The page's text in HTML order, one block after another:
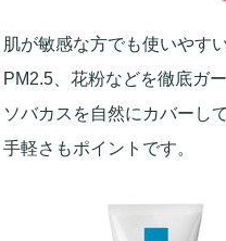
肌が敏感な方でも使いやすい
PM2.5、花粉などを徹底ガ
ソバカスを自然にカバーし
手軽さもポイントです。